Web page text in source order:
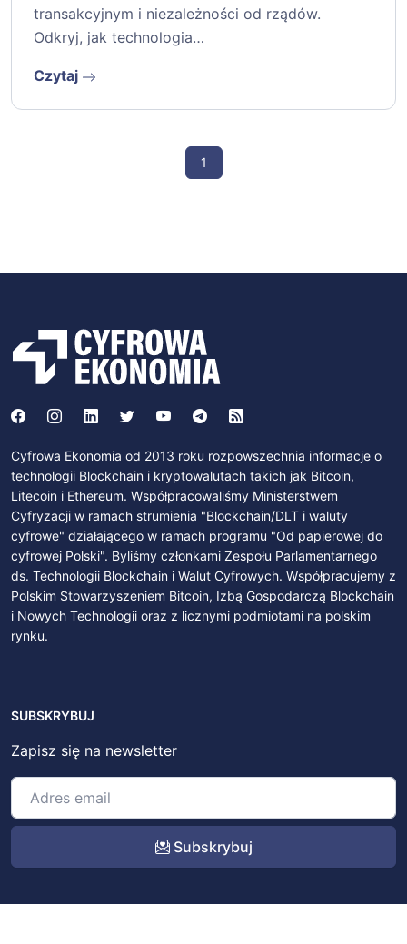
transakcyjnym i niezależności od rządów.
Odkryj, jak technologia…
Czytaj
1
Cyfrowa Ekonomia od 2013 roku rozpowszechnia informacje o
technologii Blockchain i kryptowalutach takich jak Bitcoin,
Litecoin i Ethereum. Współpracowaliśmy Ministerstwem
Cyfryzacji w ramach strumienia "Blockchain/DLT i waluty
cyfrowe" działającego w ramach programu "Od papierowej do
cyfrowej Polski". Byliśmy członkami Zespołu Parlamentarnego
ds. Technologii Blockchain i Walut Cyfrowych. Współpracujemy z
Polskim Stowarzyszeniem Bitcoin, Izbą Gospodarczą Blockchain
i Nowych Technologii oraz z licznymi podmiotami na polskim
rynku.
SUBSKRYBUJ
Zapisz się na newsletter
Subskrybuj